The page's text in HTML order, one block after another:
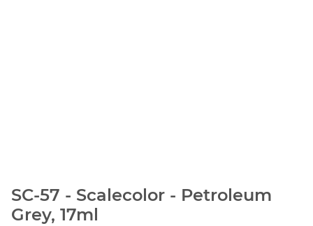
SC-57 - Scalecolor - Petroleum
Grey, 17ml